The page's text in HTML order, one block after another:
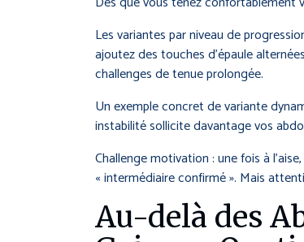
Les variantes par niveau de
ajoutez des touches d’épaule
challenges de tenue prolongée.
Un exemple concret de variante
instabilité sollicite davantage vos
Challenge motivation : une fois à
« intermédiaire confirmé ». Mais
Au-delà des